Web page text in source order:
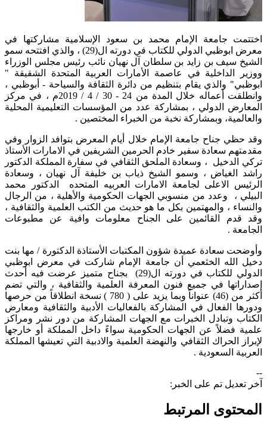
​​اختتمت جامعة الإمام محمد بن سعود الإسلامية مشاركتها في
معرض ابوظبي الدولي للكتاب في دورته ال(29) ، والذي افتتحه سمو
الشيخ سيف بن زايد بن سلطان آل نهيان نائب رئيس مجلس الوزراء
ووزير الداخلية في عاصمة الأمارات العربية المتحدة الشقيقة "
ابوظبي" والذي يقام بتنظيم من دائرة الثقافة والسياحة - أبوظبي ،
وانطلقت أعماله خلال المدة من 24 - 30 / 4 / 2019م ، في مركز
المعارض الدولي ، بمشاركة عدد من المؤسسات التعليمية المحلية
والعالمية، وبمشاركة نخبة من الخبراء المختصين .
وقد حظي جناح جامعة الإمام خلال أيام المعرض بتوافد الزوار وفي
مقدمتهم سعادة سفير خادم الحرمين الشريفين في الامارات الأستاذ
تركي الدخيل ، وسعادة الملحق الثقافي في سفارة المملكة الدكتور
راشد الغياض ، وسمو الشيخ ذياب بن خليفة آل نهيان ، وسعادة
الرئيس الاعلى لجامعة الامارات العربيه المتحده الدكتور محمد
البيلي ، وعدد من منسوبي الجهات الحكومية والأهلية ، من الرجال
والنساء ، والمهتمين بكل ما هو حديث من الكتب العلمية والثقافية ،
وقد قدم القائمين على الجناح معلومات وافية عن مطبوعات
الجامعة .
وأوضحت سعادة عميدة شؤون المكتبات الأستاذة الدكتورة / مها بنت
دخيل الله الخثعمي أن جامعة الإمام شاركت في معرض ابوظبي
الدولي للكتاب في دورته ال(29) بجناح متميز عرضت فيه أحدث
إصداراتها في جميع فنون المعرفة العلمية والثقافية ، والتي تضم
أكثر من (46) عنواناً وبما يزيد على ( 780 ) نسخة انطلاقاً من حرصها
ودورها الفعال في المشاركة بالفعاليات الأدبية والثقافية ومعارض
الكتاب وتبادل الخبرات مع الجهات المشاركة من دور نشر ومراكز
علمية فضلاً عن الجهات الحكومية سواءً داخل المملكة أو خارجها
لإبراز الحراك الثقافي والنهضة العلمية والادبية التي تعيشها المملكة
العربية السعودية .​
--
آخر تعديل تم على الخبر:
المحتوى المرتبط